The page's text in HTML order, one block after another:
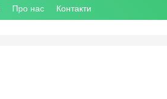
Про нас Контакти